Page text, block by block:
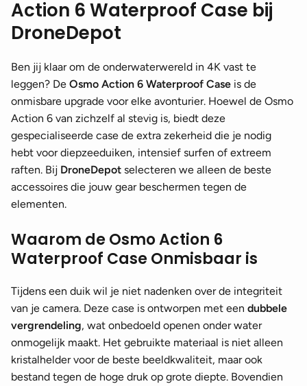
Action 6 Waterproof Case bij
DroneDepot
Ben jij klaar om de onderwaterwereld in 4K vast te
leggen? De Osmo Action 6 Waterproof Case is de
onmisbare upgrade voor elke avonturier. Hoewel de Osmo
Action 6 van zichzelf al stevig is, biedt deze
gespecialiseerde case de extra zekerheid die je nodig
hebt voor diepzeeduiken, intensief surfen of extreem
raften. Bij DroneDepot selecteren we alleen de beste
accessoires die jouw gear beschermen tegen de
elementen.
Waarom de Osmo Action 6
Waterproof Case Onmisbaar is
Tijdens een duik wil je niet nadenken over de integriteit
van je camera. Deze case is ontworpen met een dubbele
vergrendeling, wat onbedoeld openen onder water
onmogelijk maakt. Het gebruikte materiaal is niet alleen
kristalhelder voor de beste beeldkwaliteit, maar ook
bestand tegen de hoge druk op grote diepte. Bovendien